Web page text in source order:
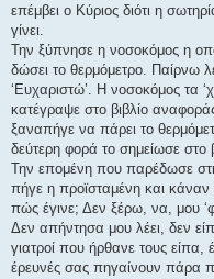
επέμβει ο Κύριος διότι η
γίνει.
Την ξύπνησε η νοσοκόμος η
δώσει το θερμόμετρο. Παίρνω
‘Ευχαριστώ’. Η νοσοκόμος τα
κατέγραψε στο βιβλίο
ξαναπήγε να πάρει το
δεύτερη φορά το σημείωσε στο
Την επομένη που παρέδωσε
πήγε η προϊσταμένη και κάναν
πώς έγινε; Δεν ξέρω, να, μου
Δεν απήντησα μου λέει, δεν
γιατροί που ήρθανε τους είπα,
έρευνές σας πηγαίνουν πάρα